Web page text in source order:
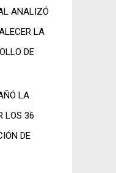
ANALIZÓ
LA
DE
LA
LOS 36
DE